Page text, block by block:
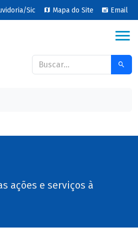
Sic Mapa do Site Email
ações e serviços à